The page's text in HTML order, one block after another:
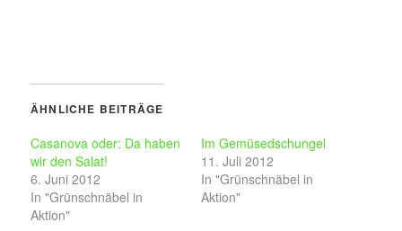
ÄHNLICHE BEITRÄGE
Casanova oder: Da haben
wir den Salat!
6. Juni 2012
In "Grünschnäbel in
Aktion"
Im Gemüsedschungel
11. Juli 2012
In "Grünschnäbel in
Aktion"